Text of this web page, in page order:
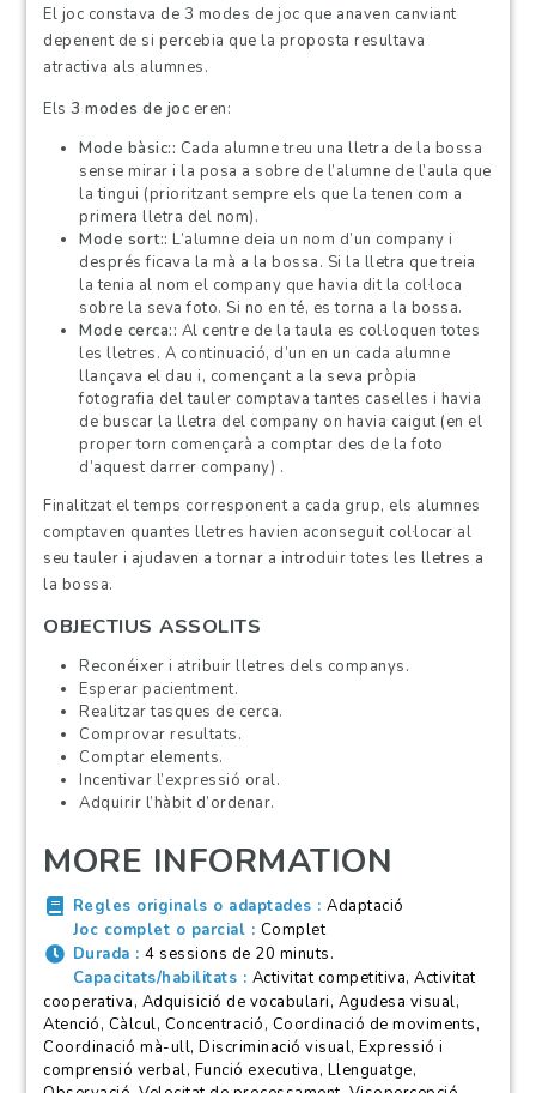
El joc constava de 3 modes de joc que anaven canviant
depenent de si percebia que la proposta resultava
atractiva als alumnes.
Els3 modes de joc eren:
Mode bàsic: Cada alumne treu una lletra de la bossa
sense mirar i la posa a sobre de l’alumne de l’aula que
la tingui (prioritzant sempre els que la tenen com a
primera lletra del nom).
Mode sort: L’alumne deia un nom d’un company i
després ficava la mà a la bossa. Si la lletra que treia
la tenia al nom el company que havia dit la col·loca
sobre la seva foto. Si no en té, es torna a la bossa.
Mode cerca: Al centre de la taula es col·loquen totes
les lletres. A continuació, d’un en un cada alumne
llançava el dau i, començant a la seva pròpia
fotografia del tauler comptava tantes caselles i havia
de buscar la lletra del company on havia caigut (en el
proper torn començarà a comptar des de la foto
d’aquest darrer company) .
Finalitzat el temps corresponent a cada grup, els alumnes
comptaven quantes lletres havien aconseguit col·locar al
seu tauler i ajudaven a tornar a introduir totes les lletres a
la bossa.
OBJECTIUS ASSOLITS
Reconéixer i atribuir lletres dels companys.
Esperar pacientment.
Realitzar tasques de cerca.
Comprovar resultats.
Comptar elements.
Incentivar l’expressió oral.
Adquirir l’hàbit d’ordenar.
MORE INFORMATION
Regles originals o adaptades
Adaptació
Joc complet o parcial
Complet
Durada
4 sessions de 20 minuts.
Capacitats/habilitats
Activitat competitiva, Activitat
cooperativa, Adquisició de vocabulari, Agudesa visual,
Atenció, Càlcul, Concentració, Coordinació de moviments,
Coordinació mà-ull, Discriminació visual, Expressió i
comprensió verbal, Funció executiva, Llenguatge,